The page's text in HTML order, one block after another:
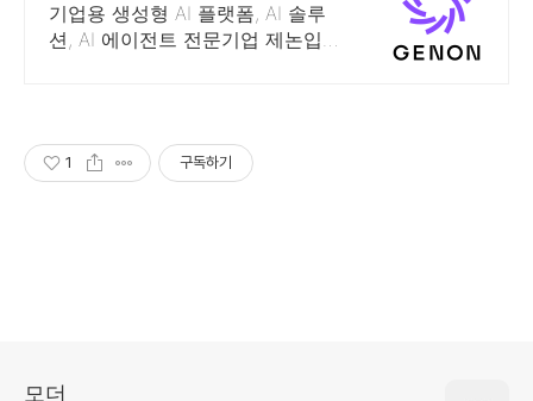
기업용 생성형 AI 플랫폼, AI 솔루
션, AI 에이전트 전문기업 제논입니
1 구독하기
모더